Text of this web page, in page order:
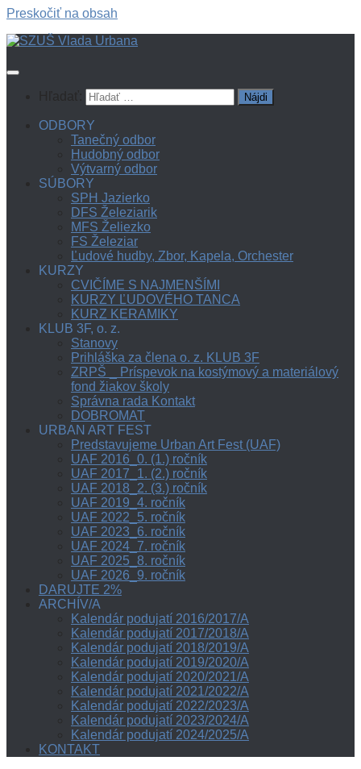
Preskočiť na obsah
ODBORY
Tanečný odbor
Hudobný odbor
Výtvarný odbor
SÚBORY
SPH Jazierko
DFS Železiarik
MFS Želiezko
FS Železiar
Ľudové hudby, Zbor, Kapela, Orchester
KURZY
CVIČÍME S NAJMENŠÍMI
KURZY ĽUDOVÉHO TANCA
KURZ KERAMIKY
KLUB 3F, o. z.
Stanovy
Prihláška za člena o. z. KLUB 3F
ZRPŠ _ Príspevok na kostýmový a materiálový
fond žiakov školy
Správna rada Kontakt
DOBROMAT
URBAN ART FEST
Predstavujeme Urban Art Fest (UAF)
UAF 2016_0. (1.) ročník
UAF 2017_1. (2.) ročník
UAF 2018_2. (3.) ročník
UAF 2019_4. ročník
UAF 2022_5. ročník
UAF 2023_6. ročník
UAF 2024_7. ročník
UAF 2025_8. ročník
UAF 2026_9. ročník
DARUJTE 2%
ARCHÍV/A
Kalendár podujatí 2016/2017/A
Kalendár podujatí 2017/2018/A
Kalendár podujatí 2018/2019/A
Kalendár podujatí 2019/2020/A
Kalendár podujatí 2020/2021/A
Kalendár podujatí 2021/2022/A
Kalendár podujatí 2022/2023/A
Kalendár podujatí 2023/2024/A
Kalendár podujatí 2024/2025/A
KONTAKT